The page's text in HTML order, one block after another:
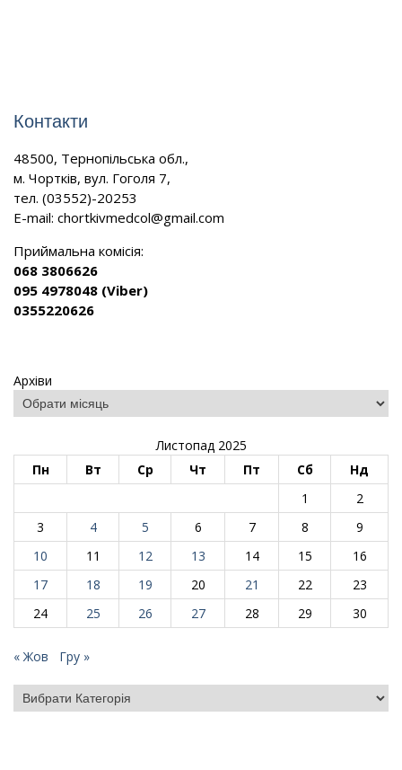
Контакти
48500, Тернопільська обл.,
м. Чортків, вул. Гоголя 7,
тел. (03552)-20253
E-mail: chortkivmedcol@gmail.com
Приймальна комісія:
068 3806626
095 4978048 (Viber)
0355220626
Архіви
Листопад 2025
Пн
Вт Ср Чт Пт Сб
Нд
1
2
3
4 5 6 7 8
9
10
11 12 13 14 15
16
17
18 19 20 21 22
23
24
25 26 27 28 29 30
« Жов Гру »
Категорії